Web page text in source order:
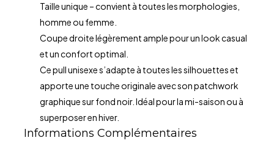
Taille unique – convient à toutes les morphologies,
homme ou femme.
Coupe droite légèrement ample pour un look casual
et un confort optimal.
Ce pull unisexe s’adapte à toutes les silhouettes et
apporte une touche originale avec son patchwork
graphique sur fond noir. Idéal pour la mi-saison ou à
superposer en hiver.
Informations Complémentaires